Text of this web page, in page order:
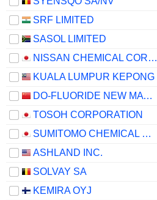
SRF LIMITED
SASOL LIMITED
NISSAN CHEMICAL CORPORATION
KUALA LUMPUR KEPONG
DO-FLUORIDE NEW MATERIALS CO., LTD.
TOSOH CORPORATION
SUMITOMO CHEMICAL COMPANY, LIMITED
ASHLAND INC.
SOLVAY SA
KEMIRA OYJ